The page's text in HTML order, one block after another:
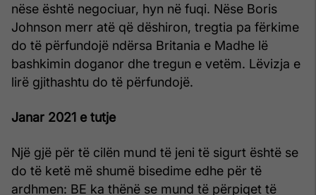
nëse është negociuar, hyn në fuqi. Nëse Boris
Johnson merr atë që dëshiron, tregtia pa fërkime
do të përfundojë ndërsa Britania e Madhe lë
bashkimin doganor dhe tregun e vetëm. Lëvizja e
lirë gjithashtu do të përfundojë.
Janar 2021 e tutje
Një gjë për të cilën mund të jeni të sigurt është se
do të ketë më shumë bisedime edhe për të
ardhmen: BE ka thënë se mund të përpiqet të